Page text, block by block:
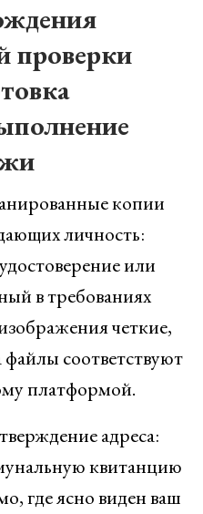
проверки
копии
личность:
или
в требованиях
четкие,
файлы соответствуют
платформой.
адреса:
квитанцию
где ясно виден ваш